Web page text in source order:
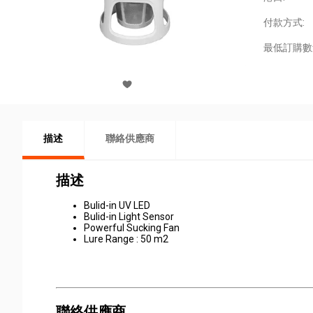
付款方式:
最低訂購
描述 聯絡供應商
描述
Bulid-in UV LED
Bulid-in Light Sensor
Powerful Sucking Fan
Lure Range : 50 m2